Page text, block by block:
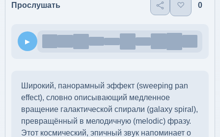
Прослушать ♡ 0
▶
Широкий, панорамный эффект (sweeping pan
effect), словно описывающий медленное
вращение галактической спирали (galaxy spiral),
превращённый в мелодичную (melodic) фразу.
Этот космический, эпичный звук напоминает о